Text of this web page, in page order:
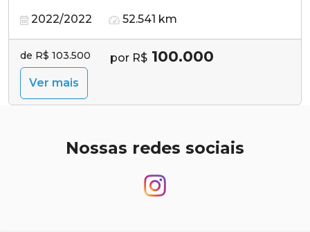
2022/2022 52.541 km
de R$ 103.500 por R$ 100.000
Ver mais
Nossas redes sociais